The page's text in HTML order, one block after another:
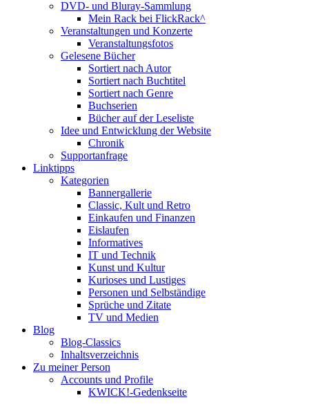
DVD- und Bluray-Sammlung
Mein Rack bei FlickRack^
Veranstaltungen und Konzerte
Veranstaltungsfotos
Gelesene Bücher
Sortiert nach Autor
Sortiert nach Buchtitel
Sortiert nach Genre
Buchserien
Bücher auf der Leseliste
Idee und Entwicklung der Website
Chronik
Supportanfrage
Linktipps
Kategorien
Bannergallerie
Classic, Kult und Retro
Einkaufen und Finanzen
Eislaufen
Informatives
IT und Technik
Kunst und Kultur
Kurioses und Lustiges
Personen und Selbständige
Sprüche und Zitate
TV und Medien
Blog
Blog-Classics
Inhaltsverzeichnis
Zu meiner Person
Accounts und Profile
KWICK!-Gedenkseite